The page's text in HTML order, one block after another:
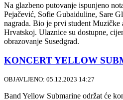
Na glazbeno putovanje ispunjeno
Pejačević, Sofie Gubaiduline, Sare
nagrada. Bio je prvi student
Hrvatskoj. Ulaznice su dostupne,
obrazovanje Susedgrad.
KONCERT YELLOW
OBJAVLJENO: 05.12.2023 14:27
Band Yellow Submarine održat će